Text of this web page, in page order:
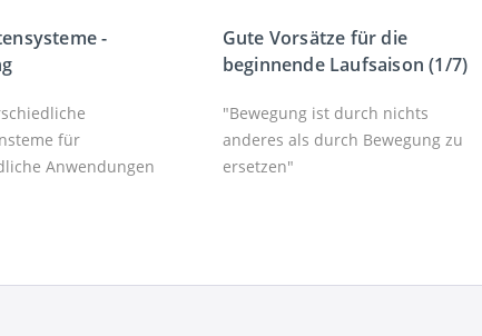
-
für
Anwendungen
Gute Vorsätze für die
beginnende Laufsaison (1/7)
"Bewegung ist durch nichts
anderes als durch Bewegung zu
ersetzen"